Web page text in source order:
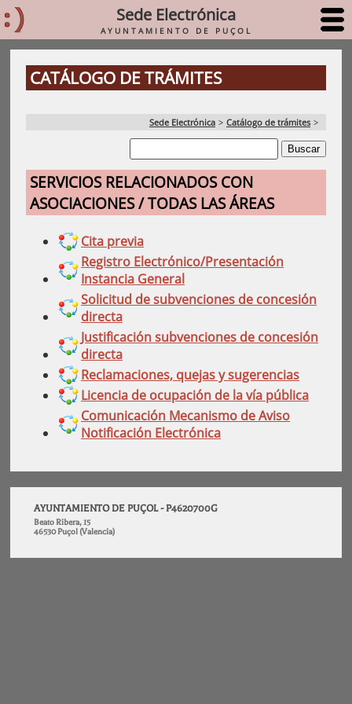
Sede Electrónica
AYUNTAMIENTO DE PUÇOL
CATÁLOGO DE TRÁMITES
Sede Electrónica > Catálogo de trámites >
SERVICIOS RELACIONADOS CON
ASOCIACIONES / TODAS LAS ÁREAS
Cita previa
Registro Electrónico/Presentación
Instancia General
Solicitud de subvenciones de concesión
directa
Justificación subvenciones de concesión
directa
Reclamaciones, quejas y sugerencias
Licencia de ocupación de la vía pública
Comunicación Mecanismo de Aviso
Notificación Electrónica
AYUNTAMIENTO DE PUÇOL - P4620700G
Beato Ribera, 15
46530 Puçol (Valencia)